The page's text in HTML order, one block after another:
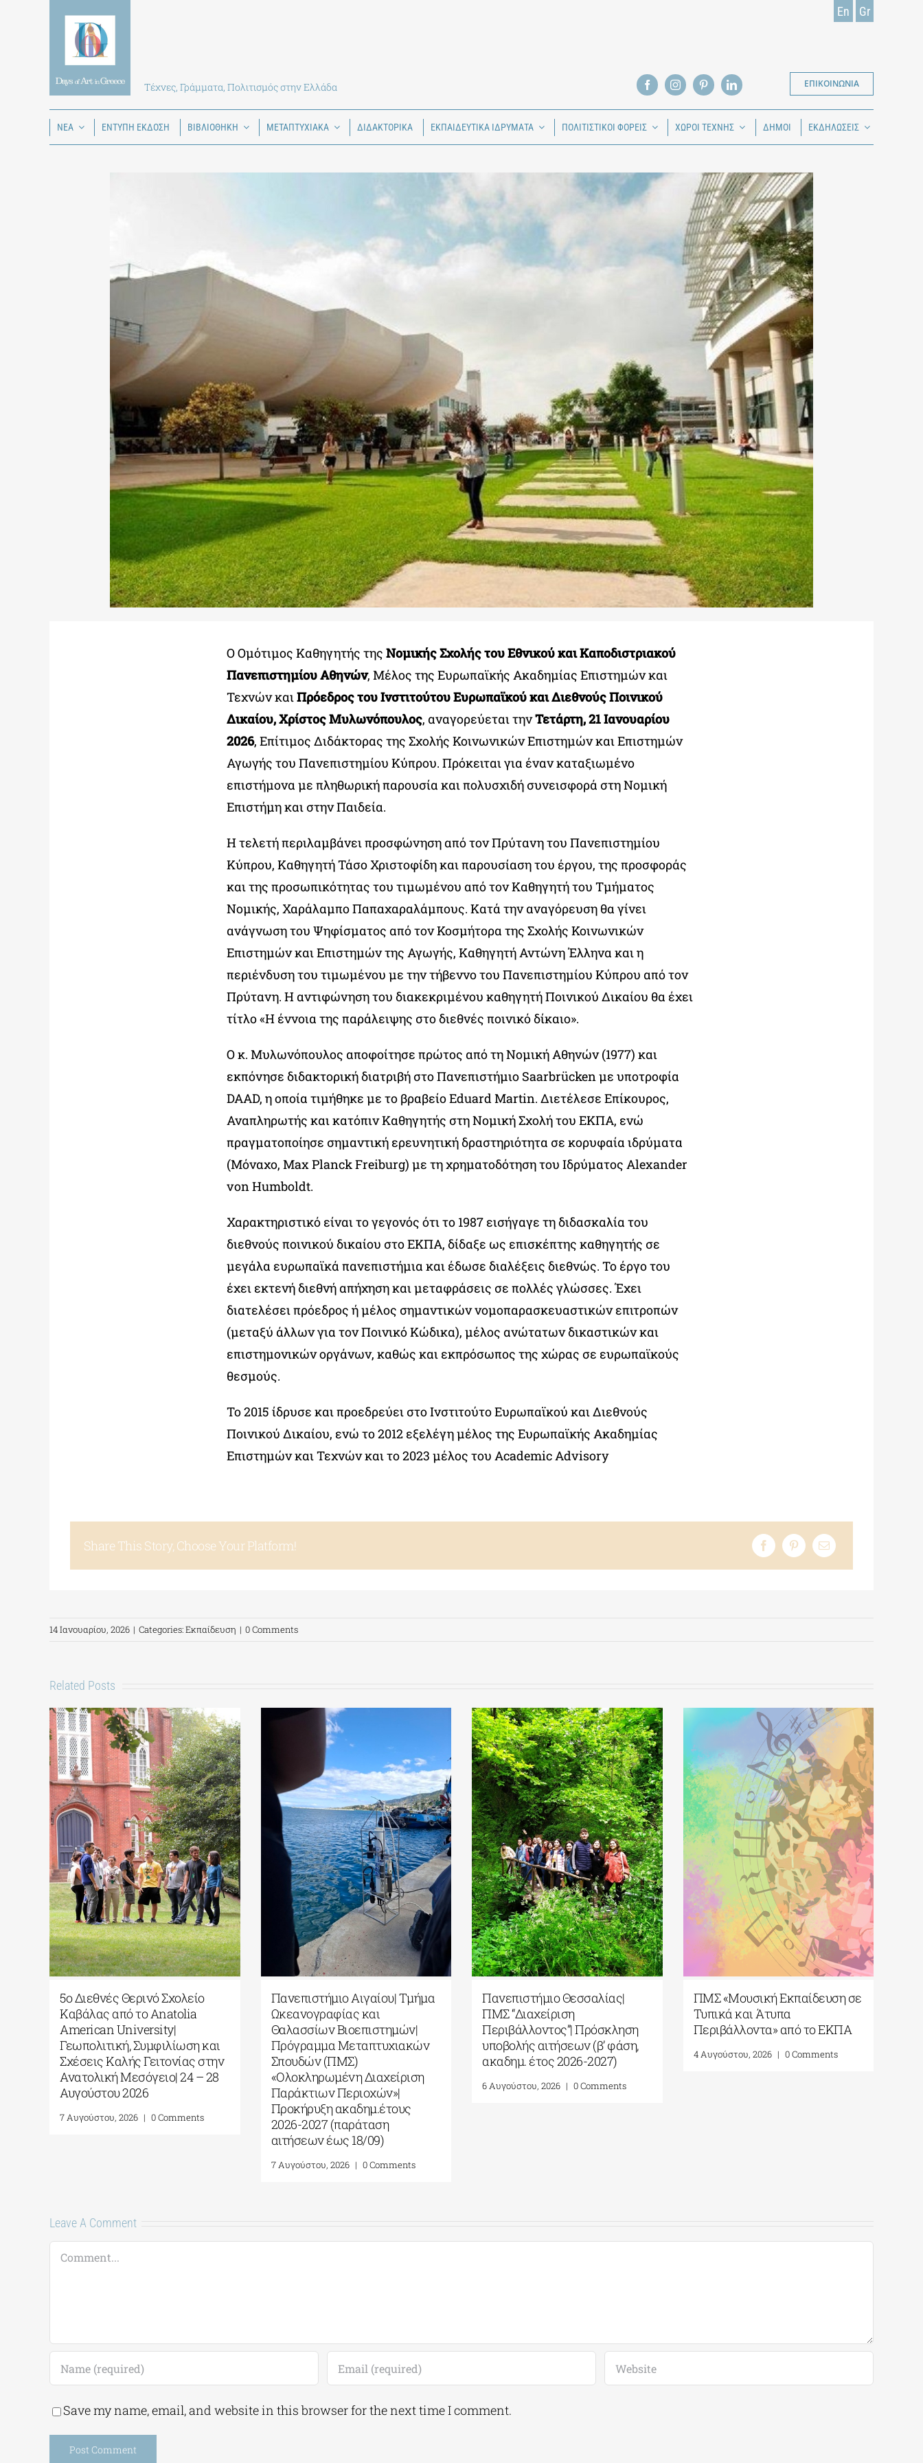
Τέχνες, Γράμματα, Πολιτισμός στην Ελλάδα
En Gr
ΕΠΙΚΟΙΝΩΝΙΑ
ΝΕΑ ΕΝΤΥΠΗ ΕΚΔΟΣΗ ΒΙΒΛΙΟΘΗΚΗ ΜΕΤΑΠΤΥΧΙΑΚΑ ΔΙΔΑΚΤΟΡΙΚΑ ΕΚΠΑΙΔΕΥΤΙΚΑ ΙΔΡΥΜΑΤΑ ΠΟΛΙΤΙΣΤΙΚΟΙ ΦΟΡΕΙΣ ΧΩΡΟΙ ΤΕΧΝΗΣ ΔΗΜΟΙ ΕΚΔΗΛΩΣΕΙΣ
O Ομότιμος Καθηγητής της Νομικής Σχολής του Εθνικού και Καποδιστριακού
Πανεπιστημίου Αθηνών, Μέλος της Ευρωπαϊκής Ακαδημίας Επιστημών και
Τεχνών καιΠρόεδρος του Ινστιτούτου Ευρωπαϊκού και Διεθνούς Ποινικού
Δικαίου, Χρίστος Μυλωνόπουλος, αναγορεύεται τηνΤετάρτη, 21 Ιανουαρίου
2026, Επίτιμος Διδάκτορας της Σχολής Κοινωνικών Επιστημών και Επιστημών
Αγωγής του Πανεπιστημίου Κύπρου. Πρόκειται για έναν καταξιωμένο
επιστήμονα με πληθωρική παρουσία και πολυσχιδή συνεισφορά στη Νομική
Επιστήμη και στην Παιδεία.
Η τελετή περιλαμβάνει προσφώνηση από τον Πρύτανη του Πανεπιστημίου
Κύπρου, Καθηγητή Τάσο Χριστοφίδη και παρουσίαση του έργου, της προσφοράς
και της προσωπικότητας του τιμωμένου από τον Καθηγητή του Τμήματος
Νομικής, Χαράλαμπο Παπαχαραλάμπους. Κατά την αναγόρευση θα γίνει
ανάγνωση του Ψηφίσματος από τον Κοσμήτορα της Σχολής Κοινωνικών
Επιστημών και Επιστημών της Αγωγής, Καθηγητή Αντώνη Έλληνα και η
περιένδυση του τιμωμένου με την τήβεννο του Πανεπιστημίου Κύπρου από τον
Πρύτανη. Η αντιφώνηση του διακεκριμένου καθηγητή Ποινικού Δικαίου θα έχει
τίτλο «Η έννοια της παράλειψης στο διεθνές ποινικό δίκαιο».
Ο κ. Μυλωνόπουλος αποφοίτησε πρώτος από τη Νομική Αθηνών (1977) και
εκπόνησε διδακτορική διατριβή στο Πανεπιστήμιο Saarbrücken με υποτροφία
DAAD, η οποία τιμήθηκε με το βραβείο Eduard Martin. Διετέλεσε Επίκουρος,
Αναπληρωτής και κατόπιν Καθηγητής στη Νομική Σχολή του ΕΚΠΑ, ενώ
πραγματοποίησε σημαντική ερευνητική δραστηριότητα σε κορυφαία ιδρύματα
(Μόναχο, Max Planck Freiburg) με τη χρηματοδότηση του Ιδρύματος Alexander
von Humboldt.
Χαρακτηριστικό είναι το γεγονός ότι το 1987 εισήγαγε τη διδασκαλία του
διεθνούς ποινικού δικαίου στο ΕΚΠΑ, δίδαξε ως επισκέπτης καθηγητής σε
μεγάλα ευρωπαϊκά πανεπιστήμια και έδωσε διαλέξεις διεθνώς. Το έργο του
έχει εκτενή διεθνή απήχηση και μεταφράσεις σε πολλές γλώσσες. Έχει
διατελέσει πρόεδρος ή μέλος σημαντικών νομοπαρασκευαστικών επιτροπών
(μεταξύ άλλων για τον Ποινικό Κώδικα), μέλος ανώτατων δικαστικών και
επιστημονικών οργάνων, καθώς και εκπρόσωπος της χώρας σε ευρωπαϊκούς
θεσμούς.
Το 2015 ίδρυσε και προεδρεύει στο Ινστιτούτο Ευρωπαϊκού και Διεθνούς
Ποινικού Δικαίου, ενώ το 2012 εξελέγη μέλος της Ευρωπαϊκής Ακαδημίας
Επιστημών και Τεχνών και το 2023 μέλος του Academic Advisory
Share This Story, Choose Your Platform!
14 Ιανουαρίου, 2026 | Categories:Εκπαίδευση | 0 Comments
Related Posts
5ο Διεθνές Θερινό Σχολείο
Καβάλας από το Αnatolia
American University|
Γεωπολιτική, Συμφιλίωση και
Σχέσεις Καλής Γειτονίας στην
Ανατολική Μεσόγειο| 24 – 28
Αυγούστου 2026
7 Αυγούστου, 2026 | 0 Comments
Πανεπιστήμιο Αιγαίου| Τμήμα
Ωκεανογραφίας και
Θαλασσίων Βιοεπιστημών|
Πρόγραμμα Μεταπτυχιακών
Σπουδών (ΠΜΣ)
«Ολοκληρωμένη Διαχείριση
Παράκτιων Περιοχών»|
Προκήρυξη ακαδημ.έτους
2026-2027 (παράταση
αιτήσεων έως 18/09)
7 Αυγούστου, 2026 | 0 Comments
Πανεπιστήμιο Θεσσαλίας|
ΠΜΣ “Διαχείριση
Περιβάλλοντος”| Πρόσκληση
υποβολής αιτήσεων (β’ φάση,
ακαδημ. έτος 2026-2027)
6 Αυγούστου, 2026 | 0 Comments
ΠΜΣ «Μουσική Εκπαίδευση σε
Τυπικά και Άτυπα
Περιβάλλοντα» από το ΕΚΠΑ
4 Αυγούστου, 2026 | 0 Comments
Leave A Comment
Comment
Save my name, email, and website in this browser for the next time I comment.